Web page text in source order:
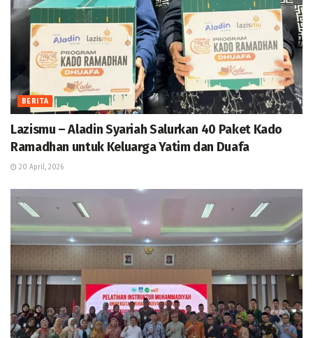
BERITA
Lazismu – Aladin Syariah Salurkan 40 Paket Kado
Ramadhan untuk Keluarga Yatim dan Duafa
20 April, 2026